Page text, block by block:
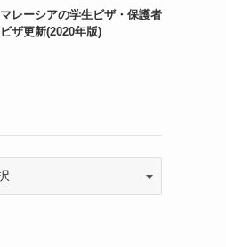
マレーシアの学生ビザ・保護者
ビザ更新(2020年版)